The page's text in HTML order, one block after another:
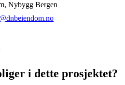
Nybygg Bergen
i dette prosjektet?